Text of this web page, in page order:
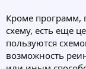
Кроме программ,
схему, есть еще
пользуются
возможность